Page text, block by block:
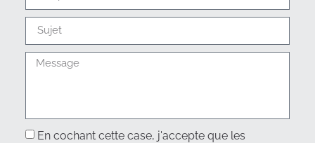
En cochant cette case, j'accepte que les